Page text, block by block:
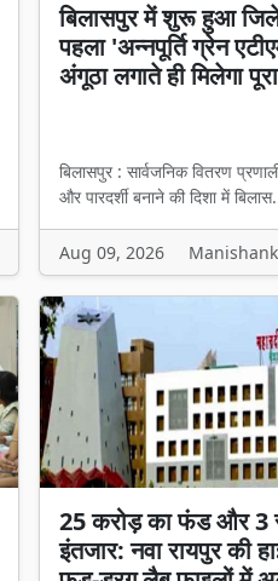
बिलासपुर में शुरू हुआ
पहला 'अन्नपूर्ति ग्रेन
अंगूठा लगाते ही मिलेगा
बिलासपुर : सार्वजनिक वितरण
और पारदर्शी बनाने की दिशा में
Aug 09, 2026
25 करोड़ का फंड और 3
इंतजार: नवा रायपुर की